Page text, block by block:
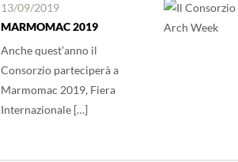
13/09/2019
MARMOMAC 2019
Anche quest’anno il
Consorzio parteciperà a
Marmomac 2019, Fiera
Internazionale […]